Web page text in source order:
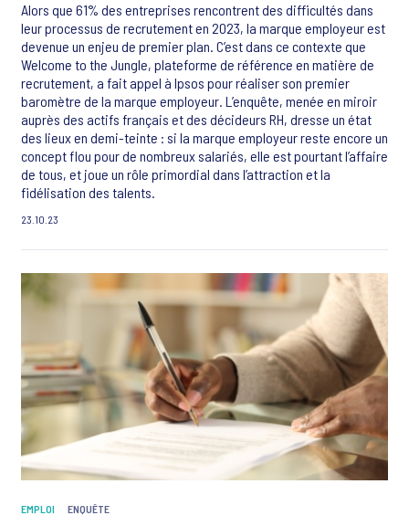
Alors que 61% des entreprises rencontrent des difficultés dans
leur processus de recrutement en 2023, la marque employeur est
devenue un enjeu de premier plan. C’est dans ce contexte que
Welcome to the Jungle, plateforme de référence en matière de
recrutement, a fait appel à Ipsos pour réaliser son premier
baromètre de la marque employeur. L’enquête, menée en miroir
auprès des actifs français et des décideurs RH, dresse un état
des lieux en demi-teinte : si la marque employeur reste encore un
concept flou pour de nombreux salariés, elle est pourtant l’affaire
de tous, et joue un rôle primordial dans l’attraction et la
fidélisation des talents.
23.10.23
EMPLOI ENQUÊTE